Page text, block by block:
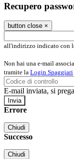
Recupero
button close ×
all'indirizzo indicato con
Non hai una e-mail
tramite la Login Spaggiari
E-mail inviata, si
Errore
Chiudi
Successo
Chiudi